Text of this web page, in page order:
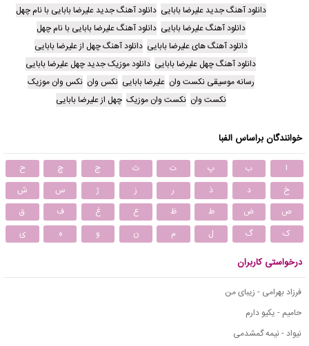
دانلود آهنگ جدید علیرضا بابایی دانلود آهنگ جدید علیرضا بابایی با نام چهل
دانلود آهنگ علیرضا بابایی دانلود آهنگ علیرضا بابایی با نام چهل
دانلود آهنگ های علیرضا بابایی دانلود آهنگ چهل از علیرضا بابایی
دانلود آهنگ چهل علیرضا بابایی دانلود موزیک جدید چهل علیرضا بابایی
رسانه موسیقی نکست وان علیرضا بابایی نکس وان نکس وان موزیک
نکست وان نکست وان موزیک چهل از علیرضا بابایی
خوانندگان براساس الفبا
ا ب پ ت ث ج چ
ح
خ
د ذ ر ز ژ س
ش
ص
ض ط ظ ع غ ف
ق
ک
گ ل م ن و ه ی
درخواستی کاربران
فرزاد بهرامی - زیبای من
حامیم - یکیو دارم
نیواد - نیمه گمشدمی